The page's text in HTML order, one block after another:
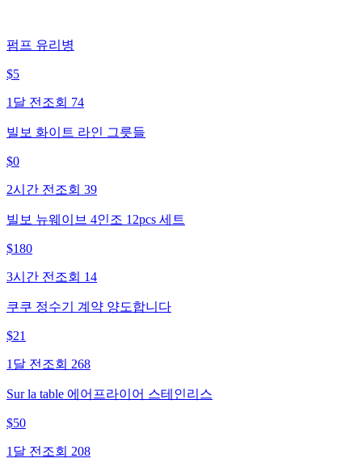
펌프 유리병
$5
1달 전 조회 74
빌보 화이트 라인 그릇들
$0
2시간 전 조회 39
빌보 뉴웨이브 4인조 12pcs 세트
$180
3시간 전 조회 14
쿠쿠 정수기 계약 양도합니다
$21
1달 전 조회 268
Sur la table 에어프라이어 스테인리스
$50
1달 전 조회 208